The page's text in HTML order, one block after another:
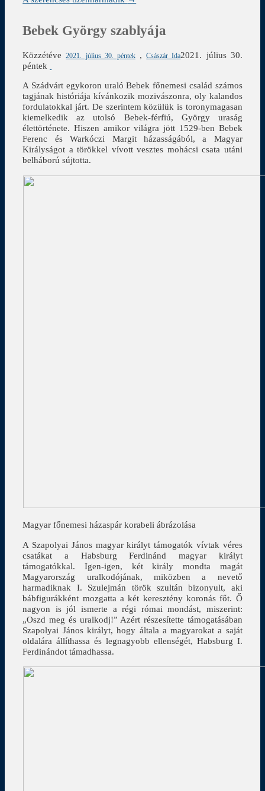
Bebek György szablyája
Közzétéve2021. július 30. péntek ,Császár Ida2021. július 30.
péntek
A Szádvárt egykoron uraló Bebek főnemesi család számos
tagjának históriája kívánkozik mozivászonra, oly kalandos
fordulatokkal járt. De szerintem közülük is toronymagasan
kiemelkedik az utolsó Bebek-férfiú, György uraság
élettörténete. Hiszen amikor világra jött 1529-ben Bebek
Ferenc és Warkóczi Margit házasságából, a Magyar
Királyságot a törökkel vívott vesztes mohácsi csata utáni
belháború sújtotta.
Magyar főnemesi házaspár korabeli ábrázolása
A Szapolyai János magyar királyt támogatók vívtak véres
csatákat a Habsburg Ferdinánd magyar királyt
támogatókkal. Igen-igen, két király mondta magát
Magyarország uralkodójának, miközben a nevető
harmadiknak I. Szulejmán török szultán bizonyult, aki
bábfigurákként mozgatta a két keresztény koronás főt. Ő
nagyon is jól ismerte a régi római mondást, miszerint:
„Oszd meg és uralkodj!” Azért részesítette támogatásában
Szapolyai János királyt, hogy általa a magyarokat a saját
oldalára állíthassa és legnagyobb ellenségét, Habsburg I.
Ferdinándot támadhassa.